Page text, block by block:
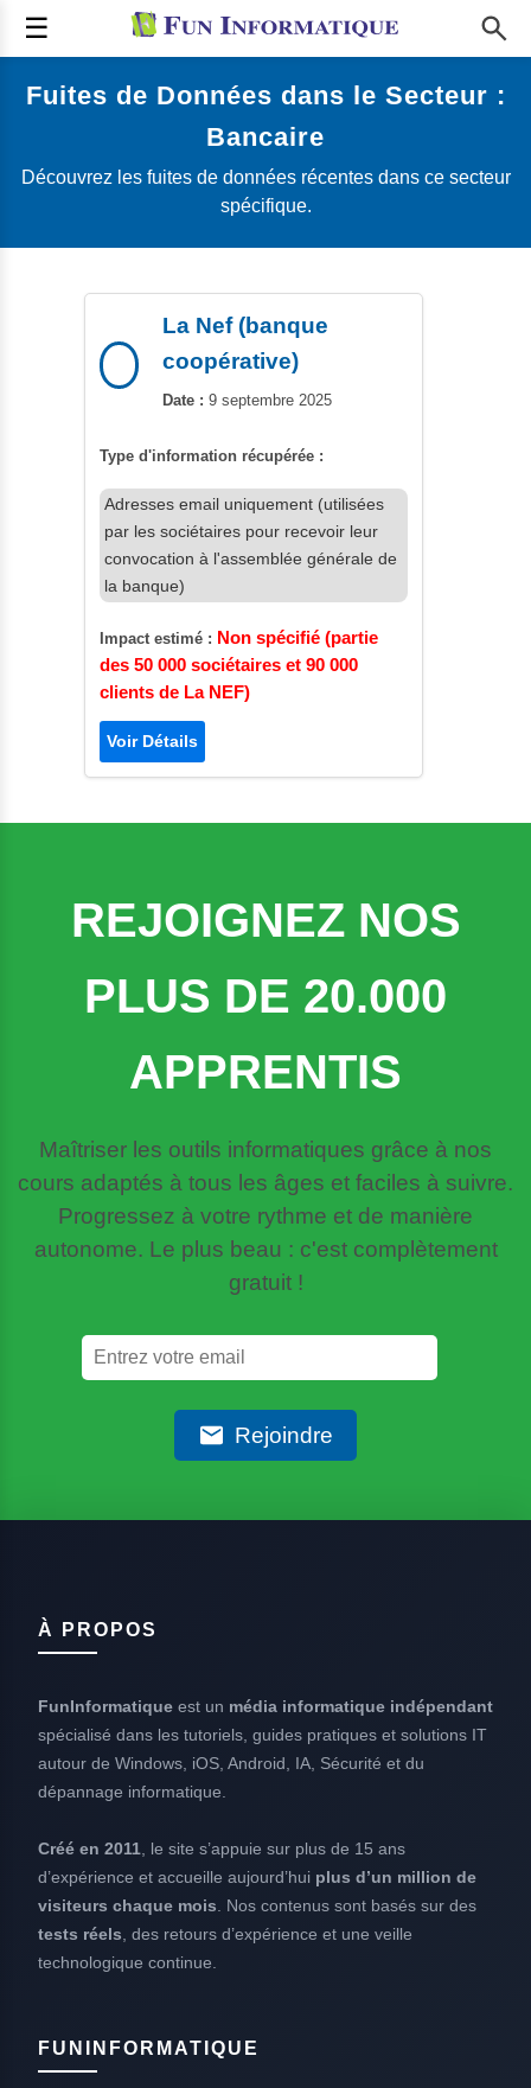
☰
Fuites de Données dans le Secteur :
Bancaire
Découvrez les fuites de données récentes dans ce secteur
spécifique.
La Nef (banque
coopérative)
Date : 9 septembre 2025
Type d'information récupérée :
Adresses email uniquement (utilisées
par les sociétaires pour recevoir leur
convocation à l'assemblée générale de
la banque)
Impact estimé : Non spécifié (partie
des 50 000 sociétaires et 90 000
clients de La NEF)
Voir Détails
REJOIGNEZ NOS
PLUS DE 20.000
APPRENTIS
Maîtriser les outils informatiques grâce à nos
cours adaptés à tous les âges et faciles à suivre.
Progressez à votre rythme et de manière
autonome. Le plus beau : c'est complètement
gratuit !
Rejoindre
À PROPOS
FunInformatique est un média informatique indépendant
spécialisé dans les tutoriels, guides pratiques et solutions IT
autour de Windows, iOS, Android, IA, Sécurité et du
dépannage informatique.
Créé en 2011 , le site s’appuie sur plus de 15 ans
d’expérience et accueille aujourd’hui plus d’un million de
visiteurs chaque mois . Nos contenus sont basés sur des
tests réels , des retours d’expérience et une veille
technologique continue.
FUNINFORMATIQUE